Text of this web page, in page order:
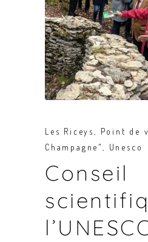
Les Riceys
Point de
Champagne"
Unesco
Conseil